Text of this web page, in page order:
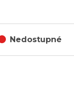
Nedostupné